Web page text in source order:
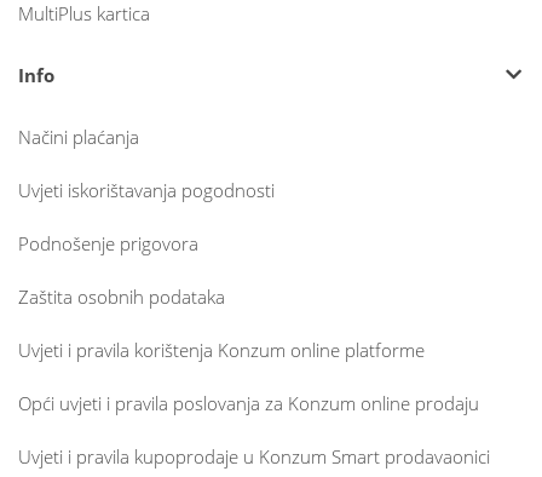
MultiPlus kartica
Info
Načini plaćanja
Uvjeti iskorištavanja pogodnosti
Podnošenje prigovora
Zaštita osobnih podataka
Uvjeti i pravila korištenja Konzum online platforme
Opći uvjeti i pravila poslovanja za Konzum online prodaju
Uvjeti i pravila kupoprodaje u Konzum Smart prodavaonici